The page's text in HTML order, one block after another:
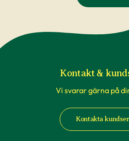
Kontakt &
Vi svarar gärna på
Kontakta